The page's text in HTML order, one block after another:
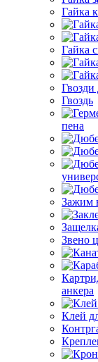
Гайка
Гайка
Гвозди
Гвоздь
пена
Зажим
Звено
анкера
Клей